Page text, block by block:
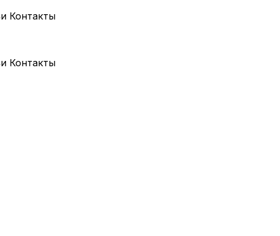
Контакты
Контакты